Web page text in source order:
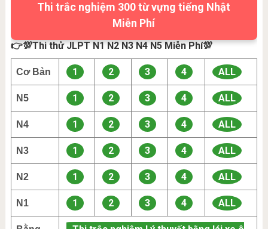
Thi trắc nghiệm 300 từ vựng tiếng Nhật
Miễn Phí
👉💯Thi thử JLPT N1 N2 N3 N4 N5 Miễn Phí💯
Cơ Bản 1 2 3 4 ALL
N5 1 2 3 4 ALL
N4 1 2 3 4 ALL
N3 1 2 3 4 ALL
N2 1 2 3 4 ALL
N1 1 2 3 4 ALL